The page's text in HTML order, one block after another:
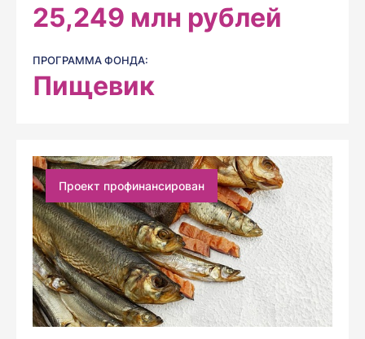
25,249 млн рублей
ПРОГРАММА ФОНДА:
Пищевик
Проект профинансирован